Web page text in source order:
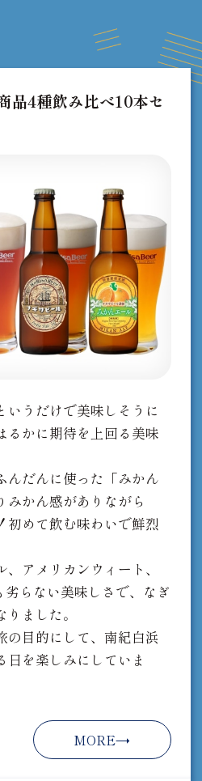
品4種飲み比べ10本セ
いうだけで美味しそうに
るかに期待を上回る美味
んだんに使った「みかん
みかん感がありながら
初めて飲む味わいで鮮烈
アメリカンウィート、
らない美味しさで、なぎ
ました。
の目的にして、南紀白浜
日を楽しみにしていま
MORE